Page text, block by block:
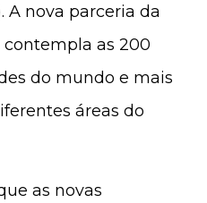
A nova parceria da
contempla as 200
do mundo e mais
áreas do
as novas